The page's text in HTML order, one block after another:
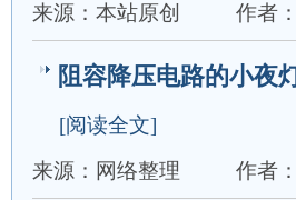
来源：本站原创
作者
阻容降压电路的小夜
[阅读全文]
来源：网络整理
作者